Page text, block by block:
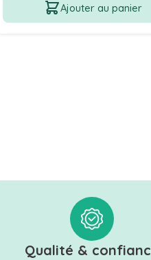
Ajouter au panier
Qualité &